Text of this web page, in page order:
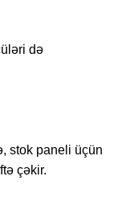
də
stok paneli üçün
çəkir.